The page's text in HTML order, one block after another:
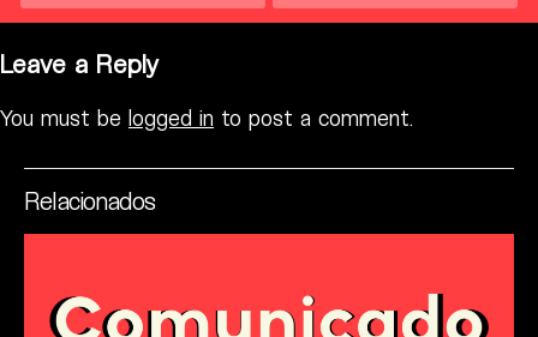
Leave a Reply
You must be logged in to post a comment.
Relacionados